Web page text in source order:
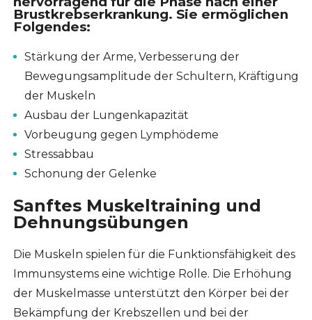
Brustkrebserkrankung. Sie ermöglichen
Folgendes:
Stärkung der Arme, Verbesserung der
Bewegungsamplitude der Schultern, Kräftigung
der Muskeln
Ausbau der Lungenkapazität
Vorbeugung gegen Lymphödeme
Stressabbau
Schonung der Gelenke
Sanftes Muskeltraining und
Dehnungsübungen
Die Muskeln spielen für die Funktionsfähigkeit des
Immunsystems eine wichtige Rolle. Die Erhöhung
der Muskelmasse unterstützt den Körper bei der
Bekämpfung der Krebszellen und bei der